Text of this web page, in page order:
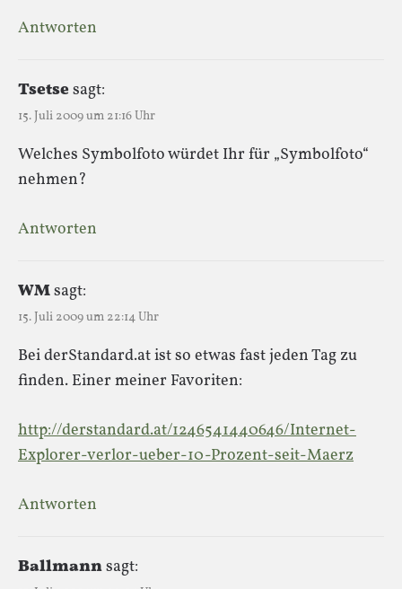
Antworten
Tsetsesagt:
15. Juli 2009 um 21:16 Uhr
Welches Symbolfoto würdet Ihr für „Symbolfoto“
nehmen?
Antworten
WMsagt:
15. Juli 2009 um 22:14 Uhr
Bei derStandard.at ist so etwas fast jeden Tag zu
finden. Einer meiner Favoriten:
http://derstandard.at/1246541440646/Internet-
Explorer-verlor-ueber-10-Prozent-seit-Maerz
Antworten
Ballmannsagt: